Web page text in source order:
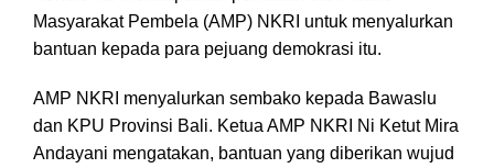
Masyarakat Pembela (AMP) NKRI untuk menyalurkan
bantuan kepada para pejuang demokrasi itu.
AMP NKRI menyalurkan sembako kepada Bawaslu
dan KPU Provinsi Bali. Ketua AMP NKRI Ni Ketut Mira
Andayani mengatakan, bantuan yang diberikan wujud